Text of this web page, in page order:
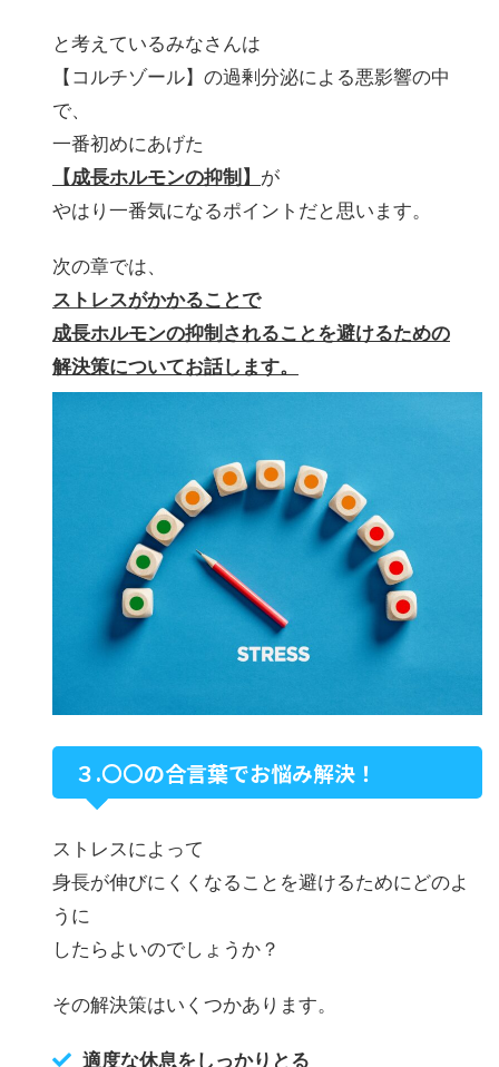
と考えているみなさんは
【コルチゾール】の過剰分泌による悪影響の中
で、
一番初めにあげた
【成長ホルモンの抑制】 が
やはり一番気になるポイントだと思います。
次の章では、
ストレスがかかることで
成長ホルモンの抑制されることを避けるための
解決策についてお話します。
３.〇〇の合言葉でお悩み解決！
ストレスによって
身長が伸びにくくなることを避けるためにどのよ
うに
したらよいのでしょうか？
その解決策はいくつかあります。
適度な休息をしっかりとる